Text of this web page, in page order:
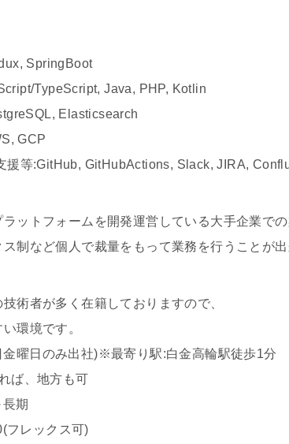
SpringBoot
TypeScript, Java, PHP, Kotlin
Elasticsearch
GCP
援等:GitHub, GitHubActions, Slack, JIRA,
ットフォームを開発運営している大手企業での
制など個人で裁量をもって業務を行うことが
術者が多く在籍しておりますので、
環境です。
曜日のみ出社)※最寄り駅:白金高輪駅徒歩1分
ば、地方も可
期
フレックス可)